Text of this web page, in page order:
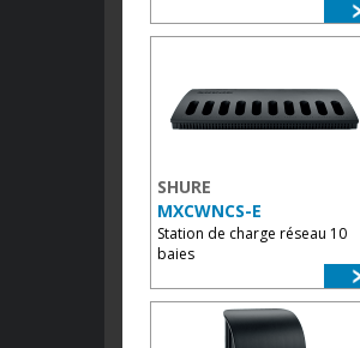
SHURE
MXCWNCS-E
Station de charge réseau 10
baies